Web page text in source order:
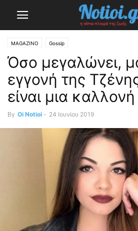
MAGAZINO Gossip
Όσο μεγαλώνει,
εγγονή της
είναι μια
By Oi Notioi - 24 Ιουνίου 2019